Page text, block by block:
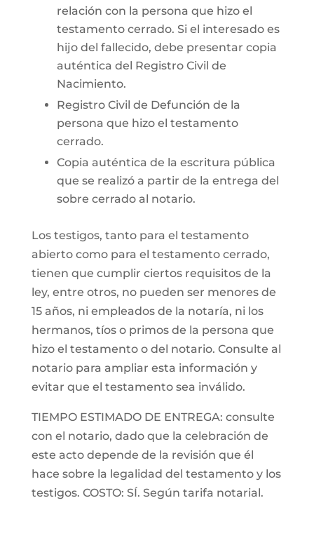
relación con la persona que hizo el
testamento cerrado. Si el interesado es
hijo del fallecido, debe presentar copia
auténtica del Registro Civil de
Nacimiento.
Registro Civil de Defunción de la
persona que hizo el testamento
cerrado.
Copia auténtica de la escritura pública
que se realizó a partir de la entrega del
sobre cerrado al notario.
Los testigos, tanto para el testamento
abierto como para el testamento cerrado,
tienen que cumplir ciertos requisitos de la
ley, entre otros, no pueden ser menores de
15 años, ni empleados de la notaría, ni los
hermanos, tíos o primos de la persona que
hizo el testamento o del notario. Consulte al
notario para ampliar esta información y
evitar que el testamento sea inválido.
TIEMPO ESTIMADO DE ENTREGA: consulte
con el notario, dado que la celebración de
este acto depende de la revisión que él
hace sobre la legalidad del testamento y los
testigos. COSTO: SÍ. Según tarifa notarial.